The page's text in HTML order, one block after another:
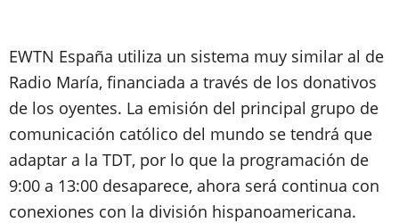
EWTN España utiliza un sistema muy similar al de
Radio María, financiada a través de los donativos
de los oyentes. La emisión del principal grupo de
comunicación católico del mundo se tendrá que
adaptar a la TDT, por lo que la programación de
9:00 a 13:00 desaparece, ahora será continua con
conexiones con la división hispanoamericana.